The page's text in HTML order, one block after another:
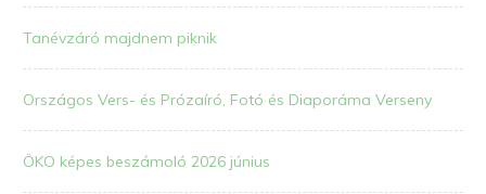
Tanévzáró majdnem piknik
Országos Vers- és Prózaíró, Fotó és Diaporáma Verseny
ÖKO képes beszámoló 2026 június